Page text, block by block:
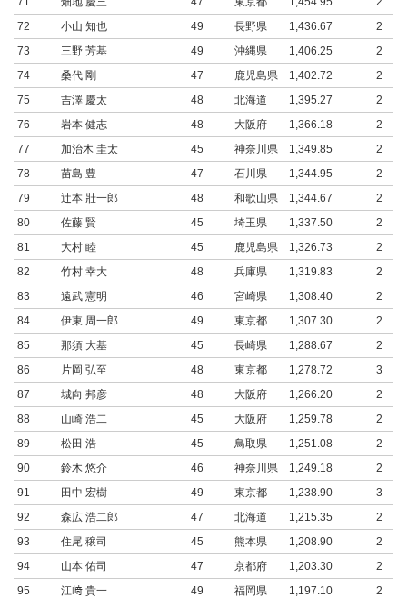
72
小山 知也 49 長野県 1,436.67
2
73
三野 芳基 49 沖縄県 1,406.25
2
74
桑代 剛 47 鹿児島県 1,402.72
2
75
吉澤 慶太 48 北海道 1,395.27
2
76
岩本 健志 48 大阪府 1,366.18
2
77
加治木 圭太 45 神奈川県 1,349.85
2
78
苗島 豊 47 石川県 1,344.95
2
79
辻本 壯一郎 48 和歌山県 1,344.67
2
80
佐藤 賢 45 埼玉県 1,337.50
2
81
大村 睦 45 鹿児島県 1,326.73
2
82
竹村 幸大 48 兵庫県 1,319.83
2
83
遠武 憲明 46 宮崎県 1,308.40
2
84
伊東 周一郎 49 東京都 1,307.30
2
85
那須 大基 45 長崎県 1,288.67
2
86
片岡 弘至 48 東京都 1,278.72
3
87
城向 邦彦 48 大阪府 1,266.20
2
88
山崎 浩二 45 大阪府 1,259.78
2
89
松田 浩 45 鳥取県 1,251.08
2
90
鈴木 悠介 46 神奈川県 1,249.18
2
91
田中 宏樹 49 東京都 1,238.90
3
92
森広 浩二郎 47 北海道 1,215.35
2
93
住尾 穣司 45 熊本県 1,208.90
2
94
山本 佑司 47 京都府 1,203.30
2
95
江﨑 貴一 49 福岡県 1,197.10
2